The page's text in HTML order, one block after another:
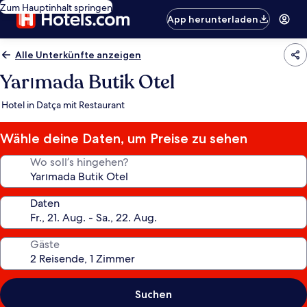
Zum Hauptinhalt springen
App herunterladen
Alle Unterkünfte anzeigen
Yarımada Butik Otel
Hotel in Datça mit Restaurant
Wähle deine Daten, um Preise zu sehen
Wo soll’s hingehen?
Daten
Gäste
Suchen